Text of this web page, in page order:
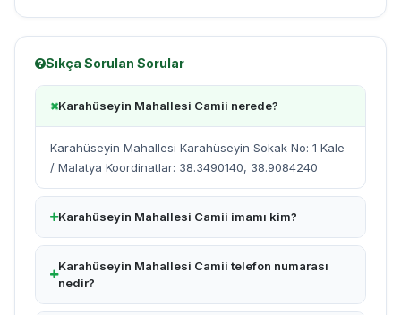
Sıkça Sorulan Sorular
Karahüseyin Mahallesi Camii nerede?
Karahüseyin Mahallesi Karahüseyin Sokak No: 1 Kale
/ Malatya Koordinatlar: 38.3490140, 38.9084240
Karahüseyin Mahallesi Camii imamı kim?
Karahüseyin Mahallesi Camii telefon numarası
nedir?